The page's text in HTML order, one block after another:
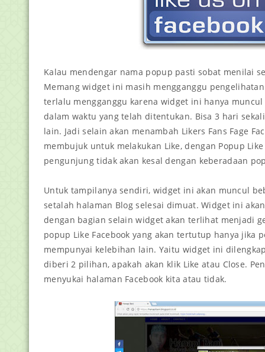
Kalau mendengar nama popup pasti sobat menilai
Memang widget ini masih mengganggu
terlalu mengganggu karena widget ini hanya
dalam waktu yang telah ditentukan. Bisa 3 hari
lain. Jadi selain akan menambah Likers Fans Fage
membujuk untuk melakukan Like, dengan Popup
pengunjung tidak akan kesal dengan keberadaan
Untuk tampilanya sendiri, widget ini akan muncul
setalah halaman Blog selesai dimuat. Widget ini
dengan bagian selain widget akan terlihat menjadi
popup Like Facebook yang akan tertutup hanya jika
mempunyai kelebihan lain. Yaitu widget ini
diberi 2 pilihan, apakah akan klik Like atau Close.
menyukai halaman Facebook kita atau tidak.